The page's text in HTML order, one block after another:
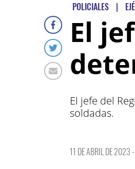
POLICIALES |
El
El jefe del
soldadas.
11 DE ABRIL DE 2023